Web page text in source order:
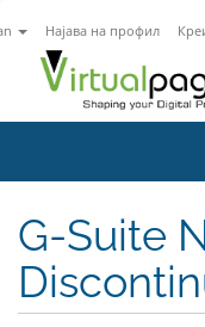
Најава на профил
G-Suite